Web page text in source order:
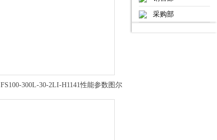
FS100-300L-30-2LI-H1141性能参数图尔
采购部